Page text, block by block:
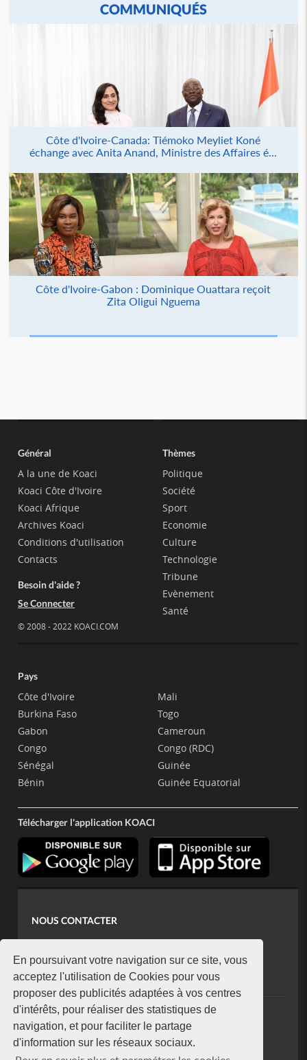
En poursuivant votre navigation sur ce site, vous
acceptez l'utilisation de Cookies pour vous
proposer des publicités adaptées à vos centres
d'intérêts, pour réaliser des statistiques de
navigation, et pour faciliter le partage
d'information sur les réseaux sociaux.
COMMUNIQUÉS
Côte d'Ivoire-Canada: Tiémoko Meyliet Koné
échange avec Anita Anand, Ministre des Affaires é...
Côte d'Ivoire-Gabon : Dominique Ouattara reçoit
Zita Oligui Nguema
Général
A la une de Koaci
Koaci Côte d'Ivoire
Koaci Afrique
Archives Koaci
Conditions d'utilisation
Contacts
Besoin d'aide ?
Se Connecter
© 2008 - 2022 KOACI.COM
Thèmes
Politique
Société
Sport
Economie
Culture
Technologie
Tribune
Evènement
Santé
Pays
Côte d'Ivoire
Burkina Faso
Gabon
Congo
Sénégal
Bénin
Mali
Togo
Cameroun
Congo (RDC)
Guinée
Guinée Equatorial
Télécharger l'application KOACI
NOUS CONTACTER
koaci@yahoo.fr
+225 07 08 85 52 93
NEWSLETTER
Restez connecté via notre newsletter
S'abonner